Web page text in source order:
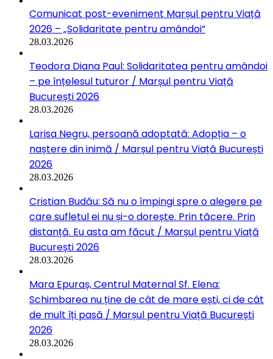
Comunicat post-eveniment Marșul pentru Viață
2026 – „Solidaritate pentru amândoi”
28.03.2026
Teodora Diana Paul: Solidaritatea pentru amândoi
– pe înțelesul tuturor / Marșul pentru Viață
București 2026
28.03.2026
Larisa Negru, persoană adoptată: Adopția – o
naștere din inimă / Marșul pentru Viață București
2026
28.03.2026
Cristian Budău: Să nu o împingi spre o alegere pe
care sufletul ei nu și-o dorește. Prin tăcere. Prin
distanță. Eu asta am făcut / Marșul pentru Viață
București 2026
28.03.2026
Mara Epuraș, Centrul Maternal Sf. Elena:
Schimbarea nu ține de cât de mare ești, ci de cât
de mult îți pasă / Marșul pentru Viață București
2026
28.03.2026